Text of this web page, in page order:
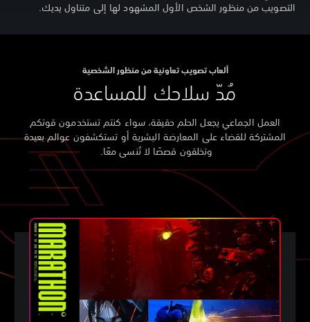
التصويب من منظور الشخص الأول المشهود لها إلى متناول يديك.
ألعاب تصويب تعاونية من منظور الشخصية
مُدّ سلاحك للمساعدة
العمل الجماعي يجعل الحلم حقيقة، سواء كنتم تستخدمون قوتكم
المشتركة للقضاء على المعارضة البشرية أو تستكشفون عوالم بعيدة
وتخلقون قصصًا لا تُنسى معًا.